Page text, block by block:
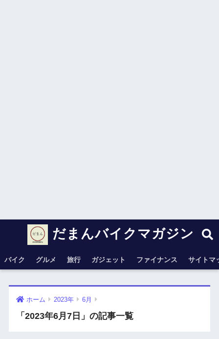
だまんバイクマガジン
バイク グルメ 旅行 ガジェット ファイナンス サイトマ
ホーム 2023年 6月
「2023年6月7日」の記事一覧